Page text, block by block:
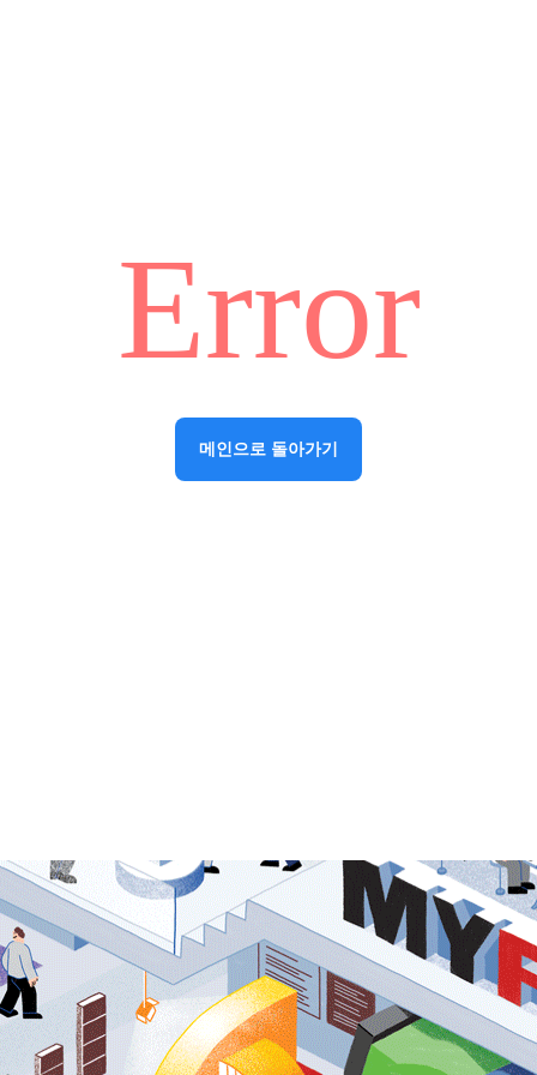
Error
메인으로 돌아가기